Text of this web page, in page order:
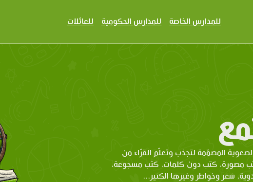
للمدارس الخاصة للمدارس الحكومية للعائلات
المصمّمة لتجذب وتعلّم القرّاء من
مصورة، كتب دون كلمات، كتب مسجوعة،
شعر وخواطر وغيرها الكثير...